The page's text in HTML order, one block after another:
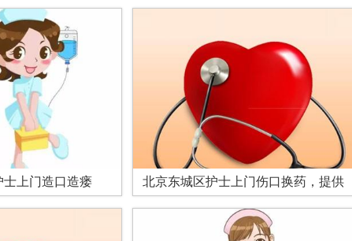
上门造口造瘘 北京东城区护士上门伤口换药，提供